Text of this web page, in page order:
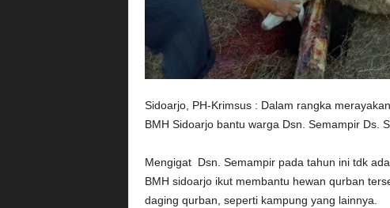
Sidoarjo, PH-Krimsus : Dalam rangka
BMH Sidoarjo bantu warga Dsn. Semampir Ds.
Mengigat Dsn. Semampir pada tahun ini tdk
BMH sidoarjo ikut membantu hewan qurban
daging qurban, seperti kampung yang lainnya.